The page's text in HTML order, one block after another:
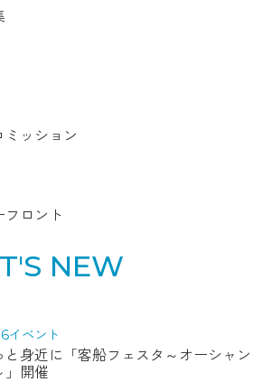
ミッション
フロント
NEW
イベント
と身近に「客船フェスタ～オーシャン
」開催